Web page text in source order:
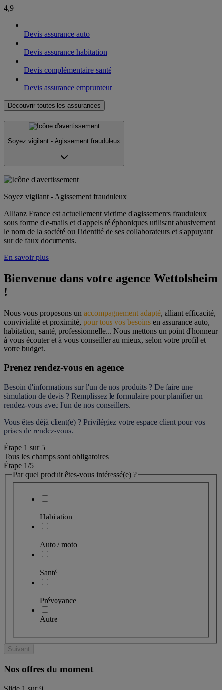
4,9
Devis assurance auto
Devis assurance habitation
Devis complémentaire santé
Devis assurance emprunteur
Découvrir toutes les assurances
Soyez vigilant - Agissement frauduleux
Soyez vigilant - Agissement frauduleux
Allianz France est actuellement victime d'agissements frauduleux
sous forme d'e-mails et d'appels téléphoniques utilisant abusivement
le nom de la société ou l'identité de ses collaborateurs et s'appuyant
sur de faux documents.
En savoir plus
Bienvenue dans votre agence Wettolsheim
!
Nous vous proposons un accompagnement adapté, alliant efficacité,
convivialité et proximité, pour tous vos besoins en assurance auto,
habitation, santé, professionnelle... Nous mettons un point d'honneur
à vous écouter et à vous conseiller au mieux, selon votre profil et
votre budget.
Prenez rendez-vous en agence
Besoin d'informations sur l'un de nos produits ? De faire une
simulation de devis ? Remplissez le formulaire pour planifier un
rendez-vous avec l'un de nos conseillers.
Vous êtes déjà client(e) ? Privilégiez votre espace client pour vos
prises de rendez-vous.
Étape 1 sur 5
Tous les champs sont obligatoires
Étape 1/5
Par quel produit êtes-vous intéressé(e) ?
Habitation
Auto / moto
Santé
Prévoyance
Autre
Suivant
Nos offres du moment
Slide 1 sur9